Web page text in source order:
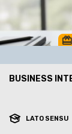
BUSINESS
LATO SENSU